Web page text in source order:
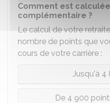
Comment est
complémentaire ?
Le calcul de votre
nombre de points que
cours de votre carrière :
Jusqu'à 4
De 4 900